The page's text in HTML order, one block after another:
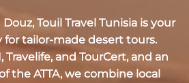
Douz, Touil Travel Tunisiais your
for tailor-made desert tours.
Travelife, and TourCert, and an
the ATTA, we combine local